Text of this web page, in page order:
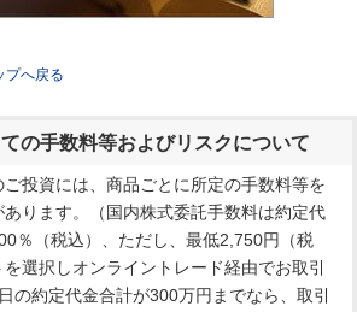
プへ戻る
の手数料等およびリスクについて
投資には、商品ごとに所定の手数料等を
ります。（国内株式委託手数料は約定代
％（税込）、ただし、最低2,750円（税
選択しオンライントレード経由でお取引
の約定代金合計が300万円までなら、取引